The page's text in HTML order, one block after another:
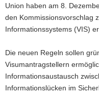
Union haben am 8.
den Kommissionsvorschlag
Informationssystems (VIS)
Die neuen Regeln sollen
Visumantragstellern
Informationsaustausch
Informationslücken im